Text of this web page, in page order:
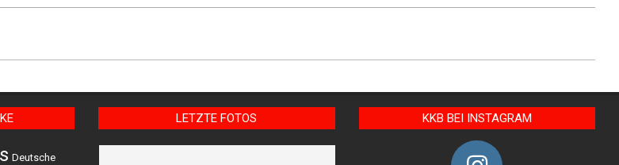
Deutsche
LETZTE FOTOS KKB BEI INSTAGRAM